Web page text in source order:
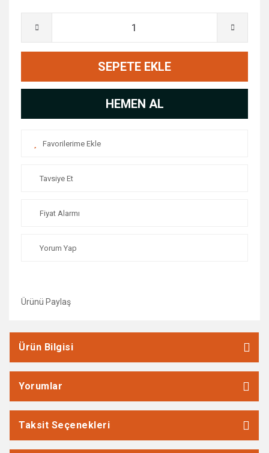
SEPETE EKLE
HEMEN AL
Tavsiye Et
Fiyat Alarmı
Yorum Yap
Ürünü Paylaş
Ürün Bilgisi
Yorumlar
Taksit Seçenekleri